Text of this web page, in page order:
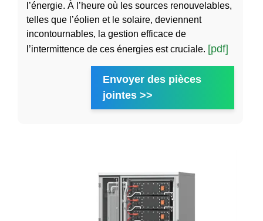
l’énergie. À l’heure où les sources renouvelables,
telles que l’éolien et le solaire, deviennent
incontournables, la gestion efficace de
l’intermittence de ces énergies est cruciale. [pdf]
Envoyer des pièces
jointes >>